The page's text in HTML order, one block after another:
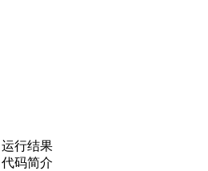
运行结果
代码简介